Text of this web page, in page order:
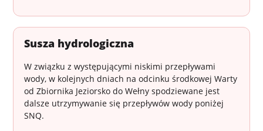
Susza hydrologiczna
W związku z występującymi niskimi przepływami
wody, w kolejnych dniach na odcinku środkowej Warty
od Zbiornika Jeziorsko do Wełny spodziewane jest
dalsze utrzymywanie się przepływów wody poniżej
SNQ.